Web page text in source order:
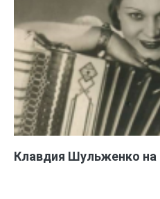
Клавдия Шульженко на